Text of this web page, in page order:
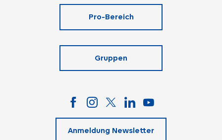
Pro-Bereich
Gruppen
Anmeldung Newsletter